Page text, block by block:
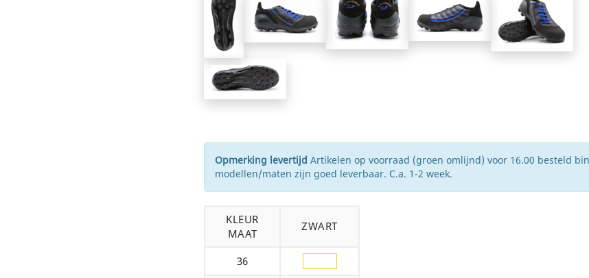
Opmerking levertijd Artikelen op voorraad (groen omlijnd) voor 16.00 besteld
modellen/maten zijn goed leverbaar. C.a. 1-2 week.
KLEUR
MAAT
ZWART
36